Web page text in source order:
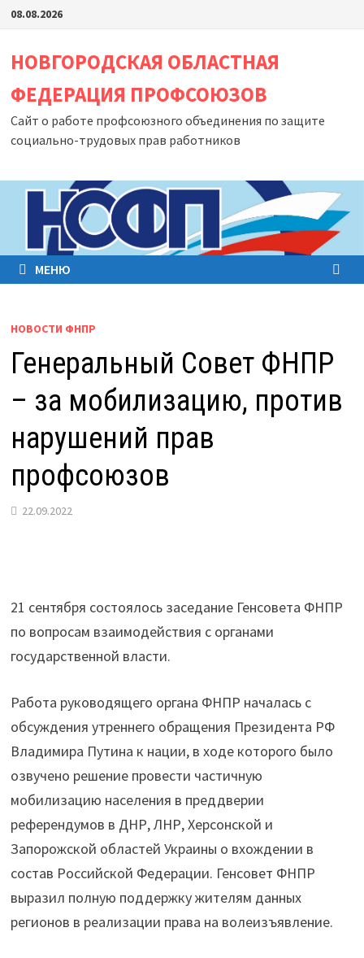
Перейти
содержимому
08.08.2026
НОВГОРОДСКАЯ ОБЛАСТНАЯ
ФЕДЕРАЦИЯ ПРОФСОЮЗОВ
Сайт о работе профсоюзного объединения по защите
социально-трудовых прав работников
МЕНЮ
НОВОСТИ ФНПР
Генеральный Совет ФНПР
– за мобилизацию, против
нарушений прав
профсоюзов
22.09.2022
21 сентября состоялось заседание Генсовета ФНПР
по вопросам взаимодействия с органами
государственной власти.
Работа руководящего органа ФНПР началась с
обсуждения утреннего обращения Президента РФ
Владимира Путина к нации, в ходе которого было
озвучено решение провести частичную
мобилизацию населения в преддверии
референдумов в ДНР, ЛНР, Херсонской и
Запорожской областей Украины о вхождении в
состав Российской Федерации. Генсовет ФНПР
выразил полную поддержку жителям данных
регионов в реализации права на волеизъявление.